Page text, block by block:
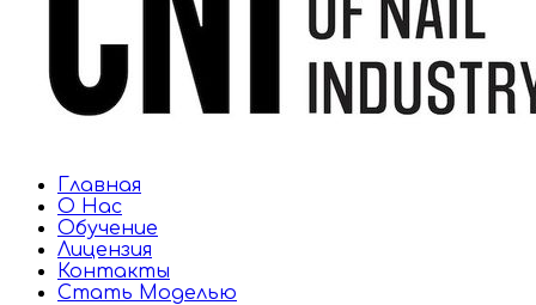
Главная
О Нас
Обучение
Лицензия
Контакты
Стать Моделью